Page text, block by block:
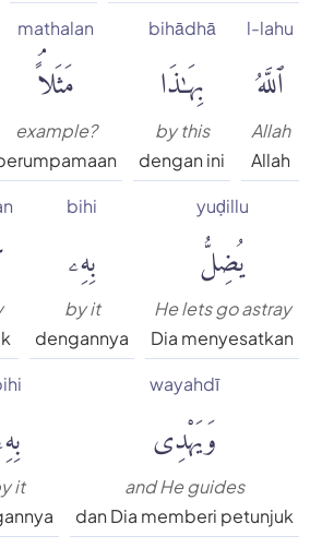
l-lahu
ٱللَّهُ
Allah
Allah
bihādhā
بِهَٰذَا
by this
dengan ini
mathalan
مَثَلاًۘ
example?
yuḍillu
يُضِلُّ
He lets go astray
Dia menyesatkan
bihi
بِهِۦ
by it
dengannya
wayahdī
وَيَهْدِى
and He guides
dan Dia memberi petunjuk
it